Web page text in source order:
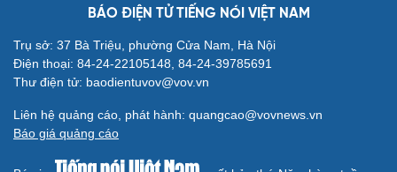
BÁO ĐIỆN TỬ TIẾNG NÓI VIỆT NAM
Trụ sở: 37 Bà Triệu, phường Cửa Nam, Hà Nội
Điện thoại: 84-24-22105148, 84-24-39785691
Thư điện tử: baodientuvov@vov.vn
Liên hệ quảng cáo, phát hành: quangcao@vovnews.vn
Báo giá quảng cáo